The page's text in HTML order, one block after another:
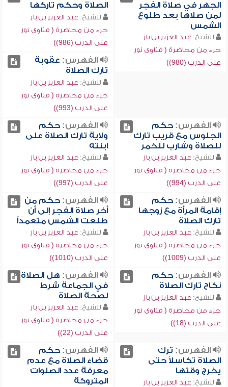
الجهر في صلاة الفجر
لمن صلاها بعد طلوع
الشمس
للشيخ: عبد العزيز بن باز
جزء من محاضرة ( فتاوى نور
على الدرب (980))
الصلاة وحكم تاركها
للشيخ: عبد العزيز بن باز
جزء من محاضرة ( فتاوى نور
على الدرب (986))
الفهرس: عقوبة
تارك الصلاة
للشيخ: عبد العزيز بن باز
جزء من محاضرة ( فتاوى نور
على الدرب (993))
الفهرس:حكم
الجلوس مع قريب تارك
للصلاة وشارب للخمر
للشيخ: عبد العزيز بن باز
جزء من محاضرة ( فتاوى نور
على الدرب (994))
الفهرس:حكم
ولاية تارك الصلاة على
ابنته
للشيخ: عبد العزيز بن باز
جزء من محاضرة ( فتاوى نور
على الدرب (997))
الفهرس:حكم
إقامة المرأة مع زوجها
تارك الصلاة
للشيخ: عبد العزيز بن باز
جزء من محاضرة ( فتاوى نور
على الدرب (1009))
الفهرس:حكم من
أخر صلاة الفجر إلى أن
طلعت الشمس متعمداً
للشيخ: عبد العزيز بن باز
جزء من محاضرة ( فتاوى نور
على الدرب (1010))
الفهرس:حكم
نكاح تارك الصلاة
للشيخ: عبد العزيز بن باز
جزء من محاضرة ( فتاوى نور
على الدرب (18))
الفهرس: هل الصلاة
في الجماعة شرط
لصحة الصلاة
للشيخ: عبد العزيز بن باز
جزء من محاضرة ( فتاوى نور
على الدرب (22))
الفهرس: ترك
الصلاة تكاسلاً حتى
يخرج وقتها
للشيخ: عبد العزيز بن باز
الفهرس:حكم
قضاء الصلاة مع عدم
معرفة عدد الصلوات
المتروكة